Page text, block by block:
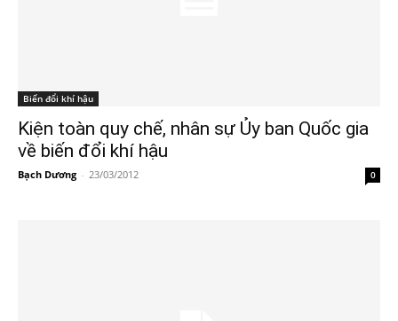
Biến đổi khí hậu
Kiện toàn quy chế, nhân sự Ủy ban Quốc gia
về biến đổi khí hậu
Bạch Dương - 23/03/2012 0